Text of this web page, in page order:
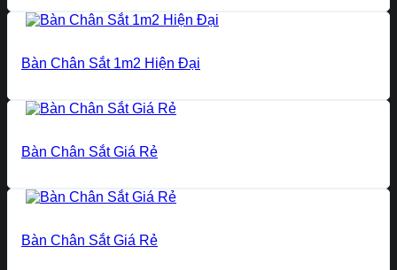
Bàn Chân Sắt 1m2 Hiện Đại
Bàn Chân Sắt Giá Rẻ
Bàn Chân Sắt Giá Rẻ